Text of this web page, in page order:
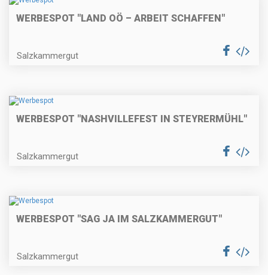
WERBESPOT "LAND OÖ – ARBEIT SCHAFFEN"
Salzkammergut
WERBESPOT "NASHVILLEFEST IN STEYRERMÜHL"
Salzkammergut
WERBESPOT "SAG JA IM SALZKAMMERGUT"
Salzkammergut